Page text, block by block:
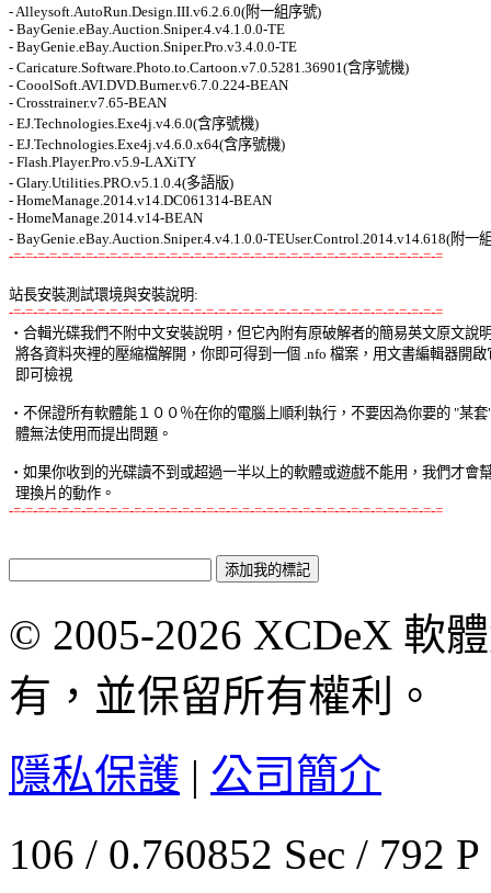
- Alleysoft.AutoRun.Design.III.v6.2.6.0(附一組序號)
- BayGenie.eBay.Auction.Sniper.4.v4.1.0.0-TE
- BayGenie.eBay.Auction.Sniper.Pro.v3.4.0.0-TE
- Caricature.Software.Photo.to.Cartoon.v7.0.5281.36901(含序號機)
- CooolSoft.AVI.DVD.Burner.v6.7.0.224-BEAN
- Crosstrainer.v7.65-BEAN
- EJ.Technologies.Exe4j.v4.6.0(含序號機)
- EJ.Technologies.Exe4j.v4.6.0.x64(含序號機)
- Flash.Player.Pro.v5.9-LAXiTY
- Glary.Utilities.PRO.v5.1.0.4(多語版)
- HomeManage.2014.v14.DC061314-BEAN
- HomeManage.2014.v14-BEAN
-=-=-=-=-=-=-=-=-=-=-=-=-=-=-=-=-=-=-=-=-=-=-=-=-=-=-=-=-=-=-=-=-=-=-=-=
站長安裝測試環境與安裝說明:
-=-=-=-=-=-=-=-=-=-=-=-=-=-=-=-=-=-=-=-=-=-=-=-=-=-=-=-=-=-=-=-=-=-=-=-=
‧合輯光碟我們不附中文安裝說明，但它內附有原破解者的簡易英文原文說
將各資料夾裡的壓縮檔解開，你即可得到一個 .nfo 檔案，用文書編輯器開
  即可檢視
‧不保證所有軟體能１００％在你的電腦上順利執行，不要因為你要的 "某
  體無法使用而提出問題。
‧如果你收到的光碟讀不到或超過一半以上的軟體或遊戲不能用，我們才會
-=-=-=-=-=-=-=-=-=-=-=-=-=-=-=-=-=-=-=-=-=-=-=-=-=-=-=-=-=-=-=-=-=-=-=-=
© 2005-2026 XCDeX 軟
有，並保留所有權利。
隱私保護 | 公司簡介
106 / 0.760852 Sec / 792